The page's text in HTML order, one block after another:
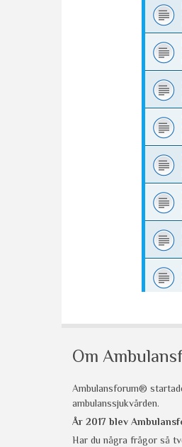
Om
Ambulansforum®
ambulanssjukvården.
År 2017 blev
Har du några frågor så